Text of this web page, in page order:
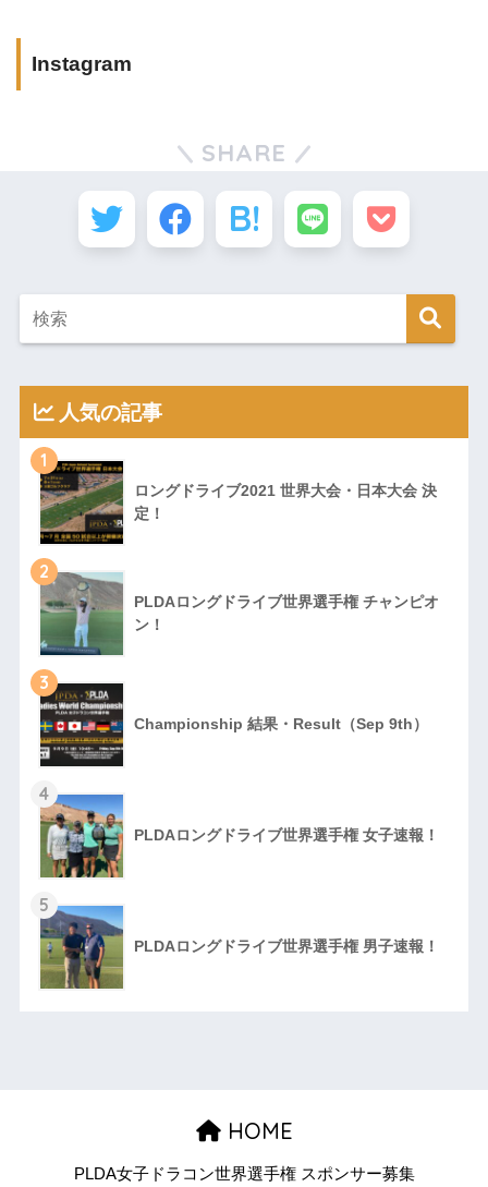
Instagram
SHARE
人気の記事
1
ロングドライブ2021 世界大会・日本大会 決
定！
2
PLDAロングドライブ世界選手権 チャンピオ
ン！
3
Championship 結果・Result（Sep 9th）
4
PLDAロングドライブ世界選手権 女子速報！
5
PLDAロングドライブ世界選手権 男子速報！
HOME
PLDA女子ドラコン世界選手権 スポンサー募集